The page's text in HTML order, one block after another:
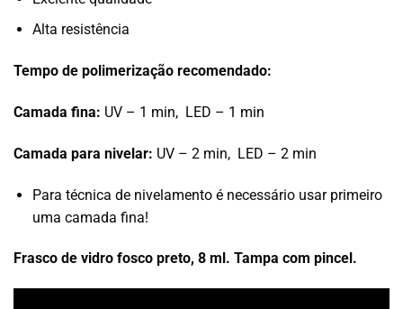
Alta resistência
Tempo de polimerização recomendado:
Camada fina: UV – 1 min, LED – 1 min
Camada para nivelar: UV – 2 min, LED – 2 min
Para técnica de nivelamento é necessário usar primeiro
uma camada fina!
Frasco de vidro fosco preto, 8 ml. Tampa com pincel.